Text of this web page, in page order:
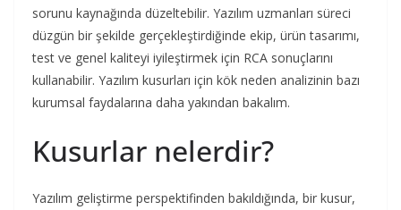
sorunu kaynağında düzeltebilir. Yazılım uzmanları süreci
düzgün bir şekilde gerçekleştirdiğinde ekip, ürün tasarımı,
test ve genel kaliteyi iyileştirmek için RCA sonuçlarını
kullanabilir. Yazılım kusurları için kök neden analizinin bazı
kurumsal faydalarına daha yakından bakalım.
Kusurlar nelerdir?
Yazılım geliştirme perspektifinden bakıldığında, bir kusur,